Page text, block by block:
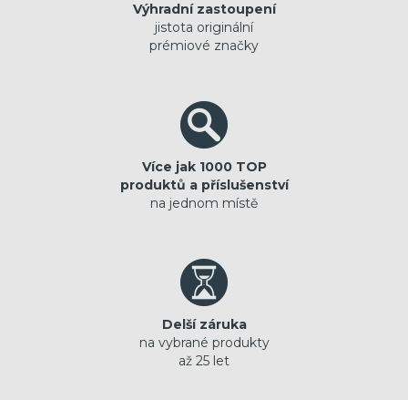
Výhradní zastoupení
jistota originální
prémiové značky
Více jak 1000 TOP
produktů a příslušenství
na jednom místě
Delší záruka
na vybrané produkty
až 25 let